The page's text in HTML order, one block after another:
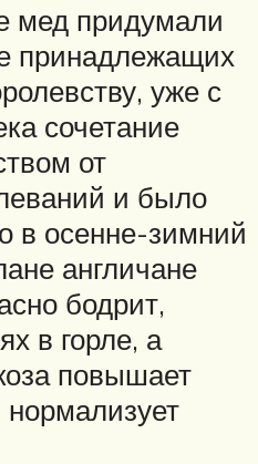
мед придумали
принадлежащих
уже с
сочетание
от
и было
в осенне-зимний
англичане
бодрит,
в горле, а
повышает